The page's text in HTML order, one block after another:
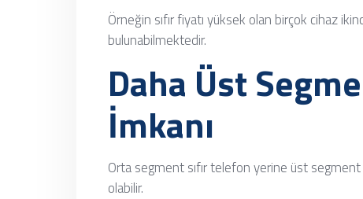
Örneğin sıfır fiyatı yüksek olan birçok cihaz
bulunabilmektedir.
Daha Üst
İmkanı
Orta segment sıfır telefon yerine üst
olabilir.